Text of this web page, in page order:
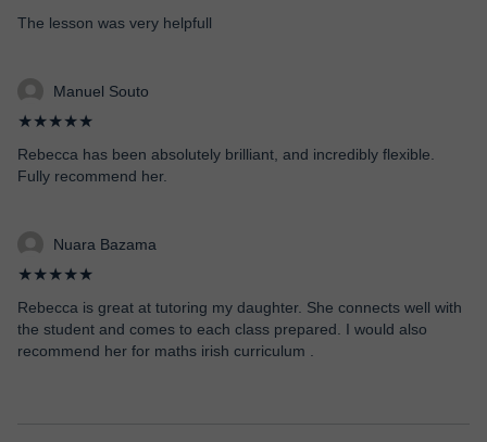
The lesson was very helpfull
Manuel Souto
★★★★★
Rebecca has been absolutely brilliant, and incredibly flexible.
Fully recommend her.
Nuara Bazama
★★★★★
Rebecca is great at tutoring my daughter. She connects well with
the student and comes to each class prepared. I would also
recommend her for maths irish curriculum .